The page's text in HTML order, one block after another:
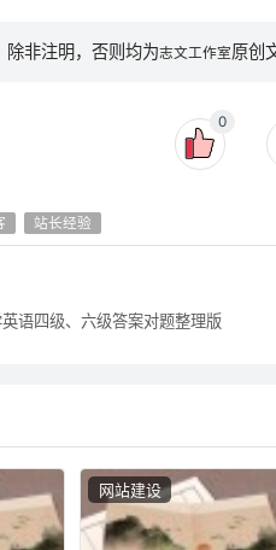
除非注明，否则均为志文工作室原创
0
站长经验
语四级、六级答案对题整理版
网站建设